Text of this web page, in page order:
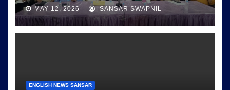
MAY 12, 2026 SANSAR SWAPNIL
ENGLISH NEWS SANSAR